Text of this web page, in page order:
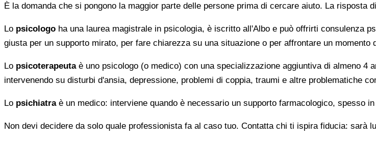
È la domanda che si pongono la maggior parte delle persone prima di cercare aiuto. La risposta
Lo psicologo ha una laurea magistrale in psicologia, è iscritto all'Albo e può offrirti consulenza
giusta per un supporto mirato, per fare chiarezza su una situazione o per affrontare un momento
Lo psicoterapeutaè uno psicologo (o medico) con una specializzazione aggiuntiva di almeno 4
intervenendo su disturbi d'ansia, depressione, problemi di coppia, traumi e altre problematiche
Lo psichiatraè un medico: interviene quando è necessario un supporto farmacologico, spesso
Non devi decidere da solo quale professionista fa al caso tuo. Contatta chi ti ispira fiducia: sarà